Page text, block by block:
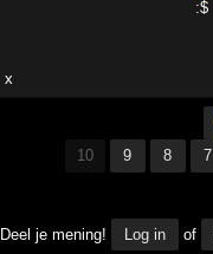
x
10
9 8 7
Deel je mening! Log in of